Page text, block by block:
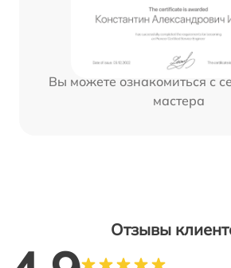
Вы можете ознакомиться с
мастера
Отзывы